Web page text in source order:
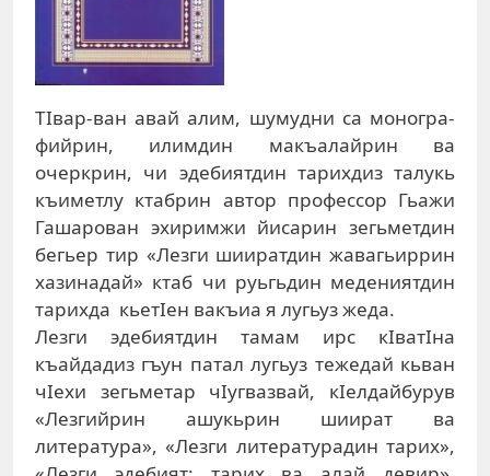
ТIвар-ван авай алим, шумудни са моног­ра­
фийрин, илимдин макъалайрин ва
очеркрин, чи эдебиятдин тарихдиз талукь
къиметлу ктабрин автор профессор Гьажи
Гашарован эхиримжи йисарин зегьметдин
бегьер тир «Лезги шииратдин жавагьиррин
хазинадай» ктаб чи руьгьдин медениятдин
тарихда кьетIен вакъиа я лугьуз жеда.
Лезги эдебиятдин тамам ирс кIватIна
къайдадиз гъун патал лугьуз тежедай кьван
чIехи зегьметар чIугвазвай, кIелдайбурув
«Лезгийрин ашукьрин шиират ва
литература», «Лезги литературадин тарих»,